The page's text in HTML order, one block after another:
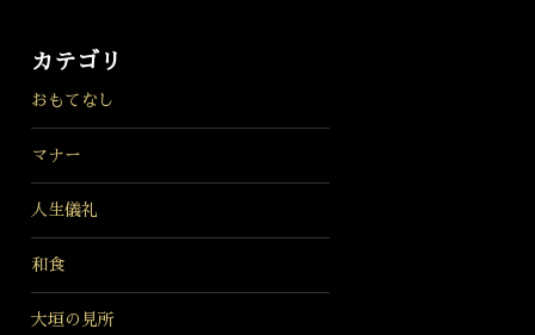
カテゴリ
おもてなし
マナー
人生儀礼
和食
大垣の見所